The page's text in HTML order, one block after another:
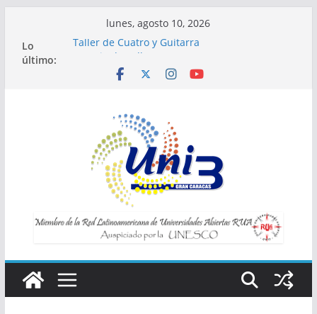
contenido
lunes, agosto 10, 2026
Lo
último:
Taller de Cuatro y Guitarra
Inscripciones para Talleres UNI3
bienestar